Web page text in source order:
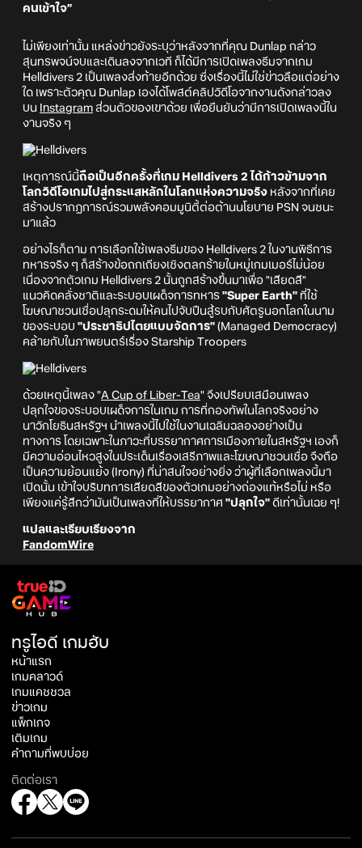
คนเข้าใจ”
ไม่เพียงเท่านั้น แหล่งข่าวยังระบุว่าหลังจากที่คุณ Dunlap กล่าว
สุนทรพจน์จบและเดินลงจากเวที ก็ได้มีการเปิดเพลงธีมจากเกม
Helldivers 2 เป็นเพลงส่งท้ายอีกด้วย ซึ่งเรื่องนี้ไม่ใช่ข่าวลือแต่อย่าง
ใด เพราะตัวคุณ Dunlap เองได้โพสต์คลิปวิดีโอจากงานดังกล่าวลง
บน
Instagram ส่วนตัวของเขาด้วย เพื่อยืนยันว่ามีการเปิดเพลงนี้ใน
งานจริง ๆ
เหตุการณ์นี้ถือเป็นอีกครั้งที่เกม Helldivers 2 ได้ก้าวข้ามจาก
โลกวิดีโอเกมไปสู่กระแสหลักในโลกแห่งความจริง หลังจากที่เคย
สร้างปรากฏการณ์รวมพลังคอมมูนิตี้ต่อต้านนโยบาย PSN จนชนะ
มาแล้ว
อย่างไรก็ตาม การเลือกใช้เพลงธีมของ Helldivers 2 ในงานพิธีการ
ทหารจริง ๆ ก็สร้างข้อถกเถียงเชิงตลกร้ายในหมู่เกมเมอร์ไม่น้อย
เนื่องจากตัวเกม Helldivers 2 นั้นถูกสร้างขึ้นมาเพื่อ "เสียดสี"
แนวคิดคลั่งชาติและระบอบเผด็จการทหาร "Super Earth" ที่ใช้
โฆษณาชวนเชื่อปลุกระดมให้คนไปจับปืนสู้รบกับศัตรูนอกโลกในนาม
ของระบอบ "ประชาธิปไตยแบบจัดการ" (Managed Democracy)
คล้ายกับในภาพยนตร์เรื่อง Starship Troopers
ด้วยเหตุนี้เพลง "A Cup of Liber-Tea" จึงเปรียบเสมือนเพลง
ปลุกใจของระบอบเผด็จการในเกม การที่กองทัพในโลกจริงอย่าง
นาวิกโยธินสหรัฐฯ นำเพลงนี้ไปใช้ในงานเฉลิมฉลองอย่างเป็น
ทางการ โดยเฉพาะในภาวะที่บรรยากาศการเมืองภายในสหรัฐฯ เองก็
มีความอ่อนไหวสูงในประเด็นเรื่องเสรีภาพและโฆษณาชวนเชื่อ จึงถือ
เป็นความย้อนแย้ง (Irony) ที่น่าสนใจอย่างยิ่ง ว่าผู้ที่เลือกเพลงนี้มา
เปิดนั้น เข้าใจบริบทการเสียดสีของตัวเกมอย่างถ่องแท้หรือไม่ หรือ
เพียงแค่รู้สึกว่ามันเป็นเพลงที่ให้บรรยากาศ "ปลุกใจ" ดีเท่านั้นเฉย ๆ!
แปลและเรียบเรียงจาก
FandomWire
ทรูไอดี เกมฮับ
หน้าแรก
เกมคลาวด์
เกมแคชชวล
ข่าวเกม
แพ็กเกจ
เติมเกม
คำถามที่พบบ่อย
ติดต่อเรา